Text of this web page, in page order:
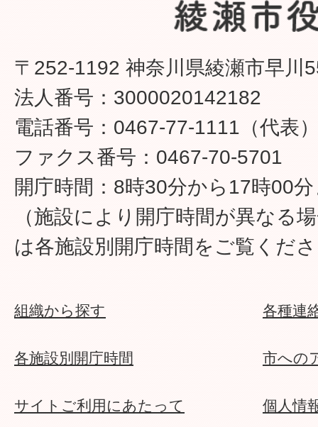
〒252-1192 神奈川県綾瀬市早川
法人番号：3000020142182
電話番号：0467-77-1111（代表
ファクス番号：0467-70-5701
開庁時間：8時30分から17時00
（施設により開庁時間が異なる
は各施設別開庁時間をご覧くだ
組織から探す 各種連
各施設別開庁時間 市への
サイトご利用にあたって 個人情